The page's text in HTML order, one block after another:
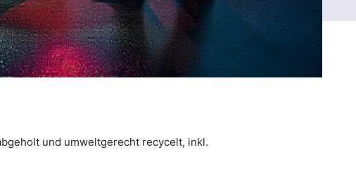
und umweltgerecht recycelt, inkl.